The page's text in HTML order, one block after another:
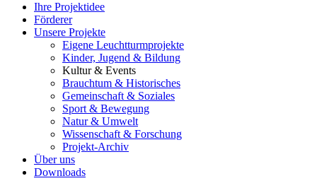
Ihre Projektidee
Förderer
Unsere Projekte
Eigene Leuchtturmprojekte
Kinder, Jugend & Bildung
Kultur & Events
Brauchtum & Historisches
Gemeinschaft & Soziales
Sport & Bewegung
Natur & Umwelt
Wissenschaft & Forschung
Projekt-Archiv
Über uns
Downloads